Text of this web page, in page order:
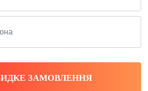
ЗАМОВЛЕННЯ